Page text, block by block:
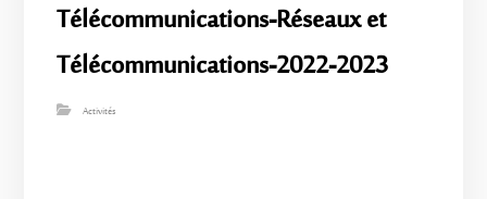
Télécommunications-Réseaux et
Télécommunications-2022-2023
Activités